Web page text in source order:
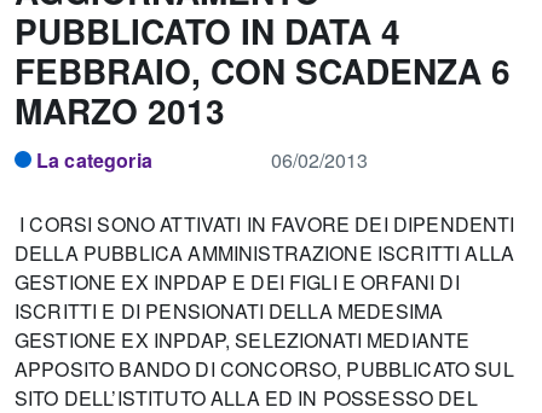
PUBBLICATO IN DATA 4
FEBBRAIO, CON SCADENZA 6
MARZO 2013
La categoria 06/02/2013
I CORSI SONO ATTIVATI IN FAVORE DEI DIPENDENTI
DELLA PUBBLICA AMMINISTRAZIONE ISCRITTI ALLA
GESTIONE EX INPDAP E DEI FIGLI E ORFANI DI
ISCRITTI E DI PENSIONATI DELLA MEDESIMA
GESTIONE EX INPDAP, SELEZIONATI MEDIANTE
APPOSITO BANDO DI CONCORSO, PUBBLICATO SUL
SITO DELL’ISTITUTO ALLA ED IN POSSESSO DEL